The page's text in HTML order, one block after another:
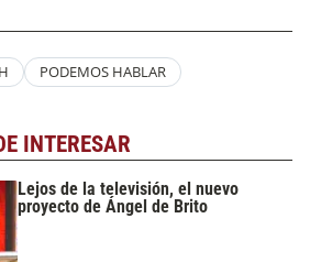
PODEMOS HABLAR
INTERESAR
Lejos de la televisión, el nuevo
proyecto de Ángel de Brito